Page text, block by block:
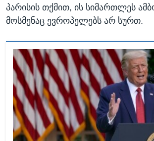
პარისის თქმით, ის სიმართლეს
მოსმენაც ევროპელებს არ სურთ.